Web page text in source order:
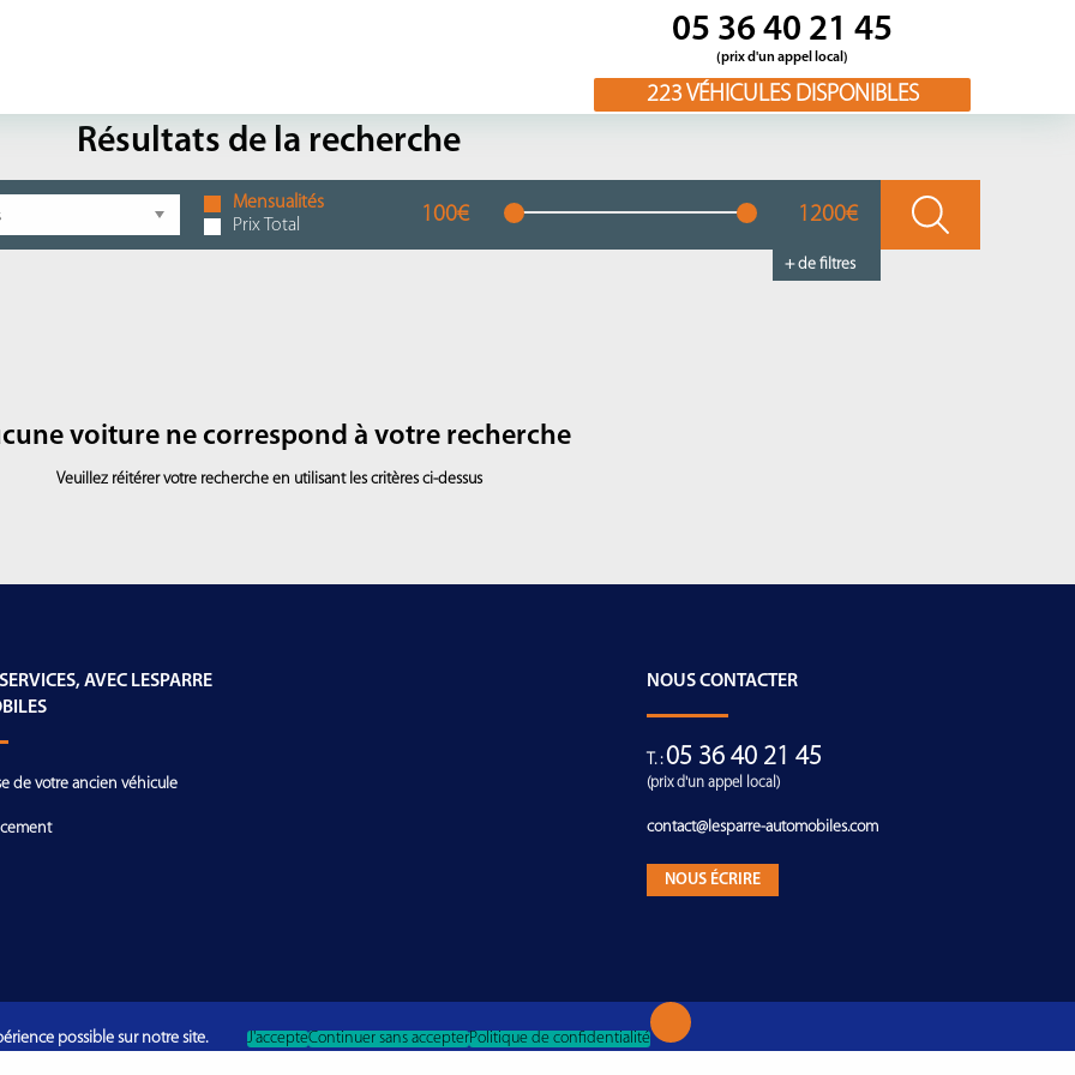
05 36 40 21 45
(prix d'un appel local)
223VÉHICULES DISPONIBLES
Résultats de la recherche
Mensualités
Prix Total
100€ 1200€
+ de filtres
voiture ne correspond à votre recherche
Veuillez réitérer votre recherche en utilisant les critères ci-dessus
AVEC LESPARRE
de votre ancien véhicule
NOUS CONTACTER
T. :05 36 40 21 45
(prix d'un appel local)
contact@lesparre-automobiles.com
NOUS ÉCRIRE
possible sur notre site. J'accepteContinuer sans accepterPolitique de confidentialité